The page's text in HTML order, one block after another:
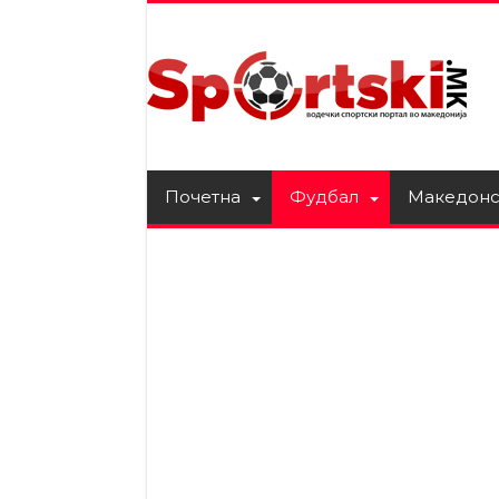
Почетна Фудбал